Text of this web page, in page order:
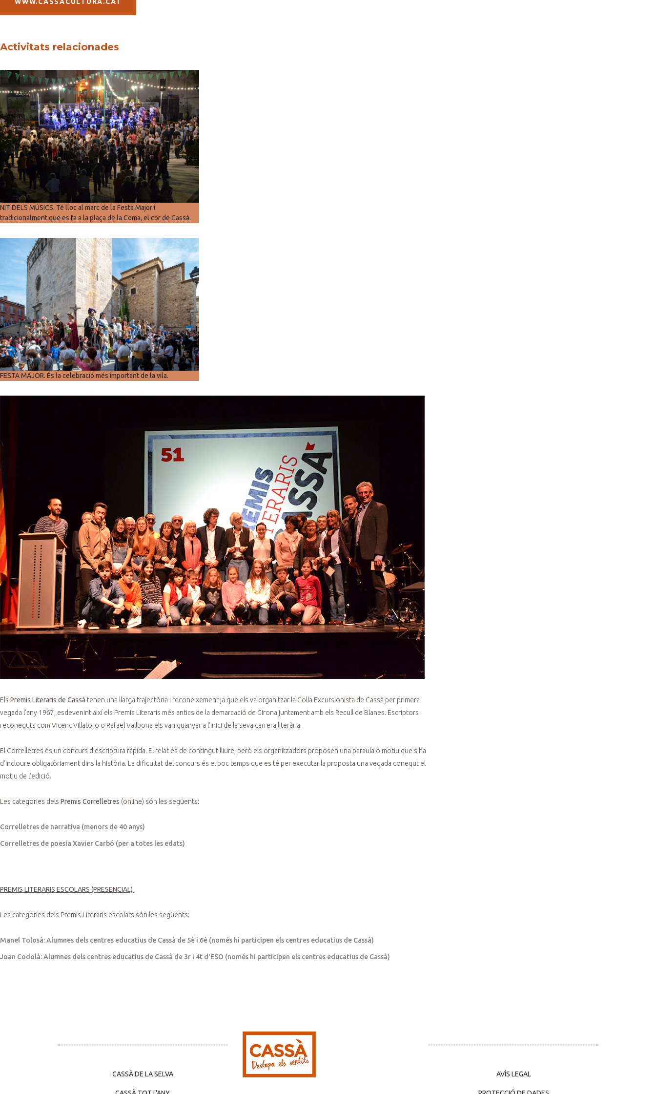
Activitats relacionades
NIT DELS MÚSICS. Té lloc al marc de la Festa Major i
tradicionalment que es fa a la plaça de la Coma, el cor de Cassà.
FESTA MAJOR. És la celebració més important de la vila.
Els Premis Literaris de Cassà tenen una llarga trajectòria i reconeixement ja que els va organitzar la Colla Excursionista de Cassà per primera
vegada l'any 1967, esdevenint així els Premis Literaris més antics de la demarcació de Girona juntament amb els Recull de Blanes. Escriptors
reconeguts com Vicenç Villatoro o Rafael Vallbona els van guanyar a l'inici de la seva carrera literària.
El Correlletres és un concurs d’escriptura ràpida. El relat és de contingut lliure, però els organitzadors proposen una paraula o motiu que s’ha
d’incloure obligatòriament dins la història. La dificultat del concurs és el poc temps que es té per executar la proposta una vegada conegut el
motiu de l’edició.
Les categories dels Premis Correlletres (online) són les següents:
Correlletres de narrativa (menors de 40 anys)
Correlletres de poesia Xavier Carbó (per a totes les edats)
PREMIS LITERARIS ESCOLARS (PRESENCIAL)
Les categories dels Premis Literaris escolars són les següents:
Manel Tolosà: Alumnes dels centres educatius de Cassà de 5è i 6è (només hi participen els centres educatius de Cassà)
Joan Codolà: Alumnes dels centres educatius de Cassà de 3r i 4t d'ESO (només hi participen els centres educatius de Cassà)
CASSÀ DE LA SELVA AVÍS LEGAL